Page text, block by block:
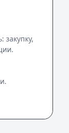
закупку,